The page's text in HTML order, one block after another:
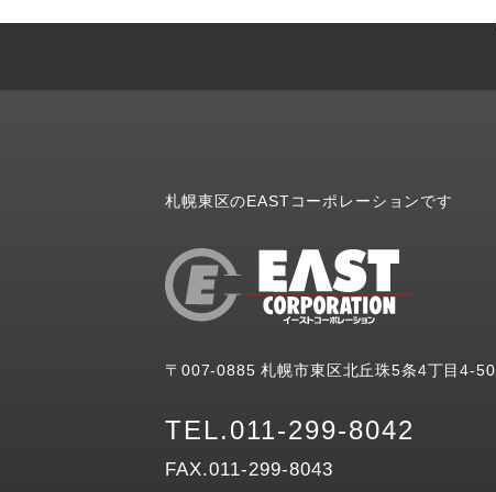
札幌東区のEASTコーポレーションです
〒007-0885 札幌市東区北丘珠5条4丁目4-50
TEL.011-299-8042
FAX.011-299-8043